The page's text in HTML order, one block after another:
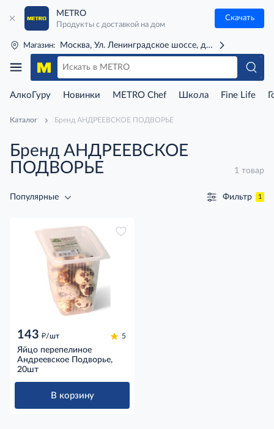
METRO
Продукты с доставкой на дом
Скачать
Магазин: Москва, Ул. Ленинградское шоссе, д. 71Г (м. Речной
АлкоГуру Новинки METRO Chef Школа Fine Life
Каталог Бренд АНДРЕЕВСКОЕ ПОДВОРЬЕ
Бренд АНДРЕЕВСКОЕ
ПОДВОРЬЕ
1 товар
Популярные Фильтр 1
143 д/шт 5
Яйцо перепелиное
Андреевское Подворье,
20шт
В корзину